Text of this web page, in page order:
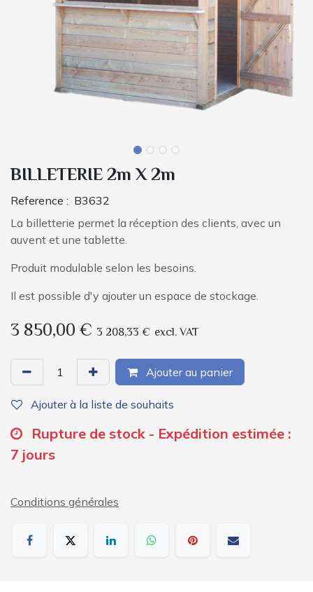
BILLETERIE 2m X 2m
Reference : B3632
La billetterie permet la réception des clients, avec un
auvent et une tablette.
Produit modulable selon les besoins.
Il est possible d'y ajouter un espace de stockage.
3 850,00€ 3 208,33 € excl. VAT
Ajouter au panier
Ajouter à la liste de souhaits
Rupture de stock - Expédition estimée :
7 jours
Conditions générales